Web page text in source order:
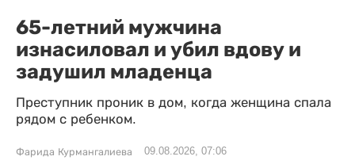
65-летний мужчина
изнасиловал и убил вдову и
задушил младенца
Преступник проник в дом, когда женщина спала
рядом с ребенком.
Фарида Курмангалиева 09.08.2026, 07:06